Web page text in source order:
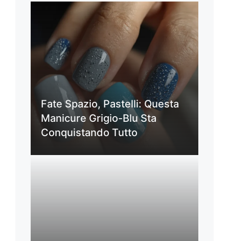
Fate Spazio, Pastelli: Questa
Manicure Grigio-Blu Sta
Conquistando Tutto